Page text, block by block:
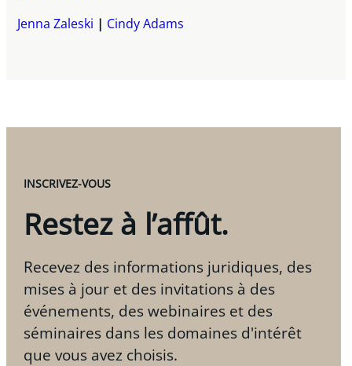
Jenna Zaleski Cindy Adams
INSCRIVEZ-VOUS
Restez à l’affût.
Recevez des informations juridiques, des
mises à jour et des invitations à des
événements, des webinaires et des
séminaires dans les domaines d'intérêt
que vous avez choisis.